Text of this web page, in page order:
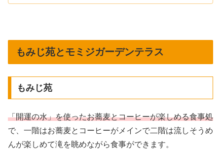
もみじ苑とモミジガーデンテラス
もみじ苑
「開運の水」を使ったお蕎麦とコーヒーが楽しめる食事処
で、一階はお蕎麦とコーヒーがメインで二階は流しそうめ
んが楽しめて滝を眺めながら食事ができます。